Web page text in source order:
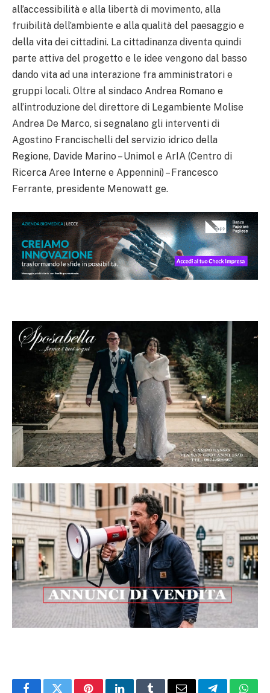
all’accessibilità e alla libertà di movimento, alla
fruibilità dell’ambiente e alla qualità del paesaggio e
della vita dei cittadini. La cittadinanza diventa quindi
parte attiva del progetto e le idee vengono dal basso
dando vita ad una interazione fra amministratori e
gruppi locali. Oltre al sindaco Andrea Romano e
all’introduzione del direttore di Legambiente Molise
Andrea De Marco, si segnalano gli interventi di
Agostino Francischelli del servizio idrico della
Regione, Davide Marino – Unimol e ArIA (Centro di
Ricerca Aree Interne e Appennini) – Francesco
Ferrante, presidente Menowatt ge.